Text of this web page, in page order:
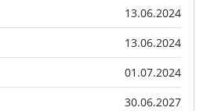
13.06.2024
13.06.2024
01.07.2024
30.06.2027